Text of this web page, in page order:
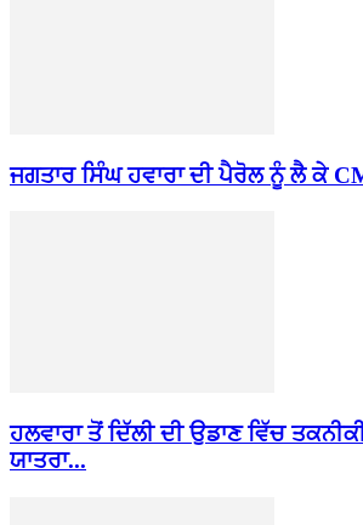
ਜਗਤਾਰ ਸਿੰਘ ਹਵਾਰਾ ਦੀ ਪੈਰੋਲ ਨੂੰ ਲੈ ਕੇ
ਹਲਵਾਰਾ ਤੋਂ ਦਿੱਲੀ ਦੀ ਉਡਾਣ ਵਿੱਚ
ਯਾਤਰਾ...